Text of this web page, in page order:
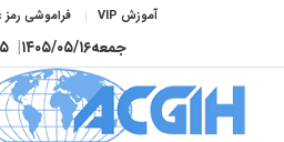
آموزش VIP فراموشی رمز
جمعه۱۴۰۵/۰۵/۱۶|